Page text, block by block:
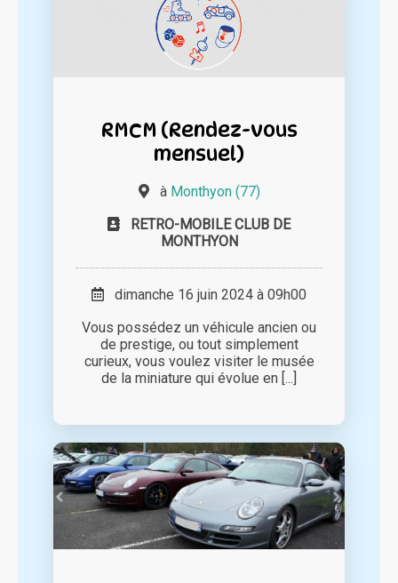
RMCM (Rendez-vous
mensuel)
à Monthyon (77)
RETRO-MOBILE CLUB DE
MONTHYON
dimanche 16 juin 2024 à 09h00
Vous possédez un véhicule ancien ou
de prestige, ou tout simplement
curieux, vous voulez visiter le musée
de la miniature qui évolue en [...]